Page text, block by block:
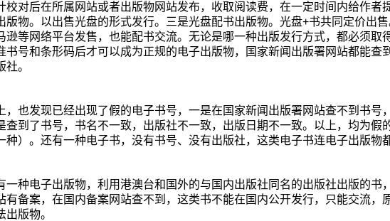
校对后在所属网站或者出版物网站发布，收取阅读费，在一定时间内给作者
版物。以出售光盘的形式发行。三是光盘配书出版物。光盘+书共同定价出
逊等网络平台发售，也能配书交流。无论是哪一种出版发行方式，都必须取
书号和条形码后才可以成为正规的电子出版物，国家新闻出版署网站都能查
社。
，也发现已经出现了假的电子书号，一是在国家新闻出版署网站查不到书号
查到了书号，书名不一致，出版社不一致，出版日期不一致。以上，均为假
种）。还有一种电子书，没有书号、没有出版社，这类电子书连电子出版物
一种电子出版物，利用港澳台和国外的与国内出版社同名的出版社出版的书
有备案，在国内备案网站查不到，这类书不能在国内公开发行，只能交流，
出版物。